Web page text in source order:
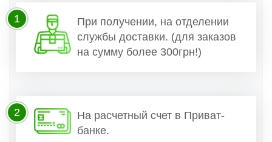
При получении, на отделении
службы доставки. (для заказов
на сумму более 300грн!)
1
На расчетный счет в Приват-
банке.
2